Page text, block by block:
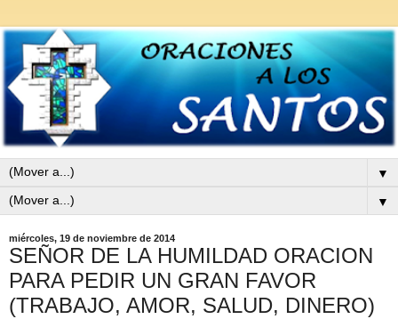
▼
▼
miércoles, 19 de noviembre de 2014
SEÑOR DE LA HUMILDAD ORACION
PARA PEDIR UN GRAN FAVOR
(TRABAJO, AMOR, SALUD, DINERO)